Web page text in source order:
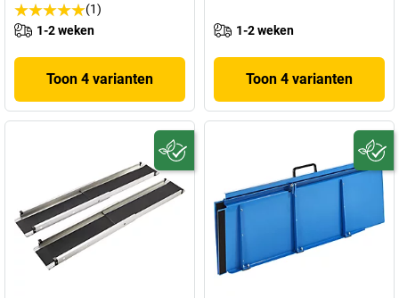
(1)
1-2 weken
Toon 4 varianten
1-2 weken
Toon 4 varianten